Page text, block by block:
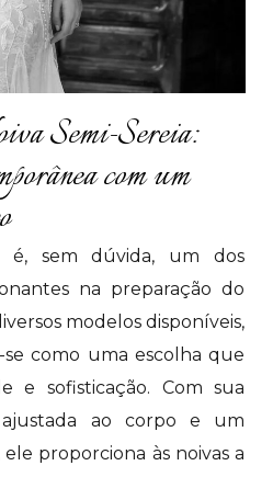
Semi-Sereia:
com um
é, sem dúvida, um dos
na preparação do
modelos disponíveis,
se como uma escolha que
e sofisticação. Com sua
ao corpo e um
proporciona às noivas a